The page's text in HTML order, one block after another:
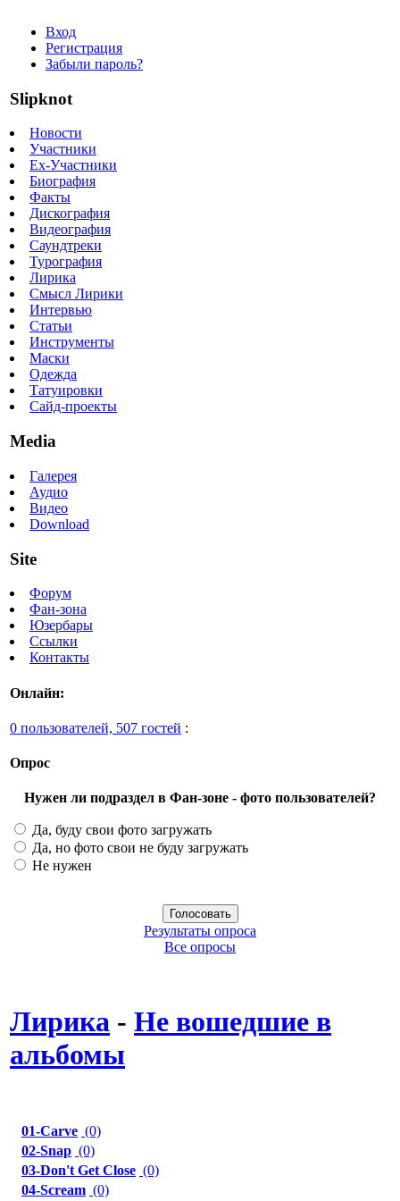
Вход
Регистрация
Забыли пароль?
Slipknot
Новости
Участники
Ex-Участники
Биография
Факты
Дискография
Видеография
Саундтреки
Турография
Лирика
Смысл Лирики
Интервью
Статьи
Инструменты
Маски
Одежда
Татуировки
Сайд-проекты
Media
Галерея
Аудио
Видео
Download
Site
Форум
Фан-зона
Юзербары
Ссылки
Контакты
Онлайн:
0 пользователей, 507 гостей :
Опрос
Нужен ли подраздел в Фан-зоне - фото пользователей?
Да, буду свои фото загружать
Да, но фото свои не буду загружать
Не нужен
Результаты опроса
Все опросы
Лирика - Не вошедшие в
альбомы
01-Carve (0)
02-Snap (0)
03-Don't Get Close (0)
04-Scream (0)